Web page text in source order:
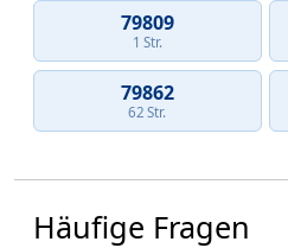
79809
1 Str.
79862
62 Str.
Häufige Fragen